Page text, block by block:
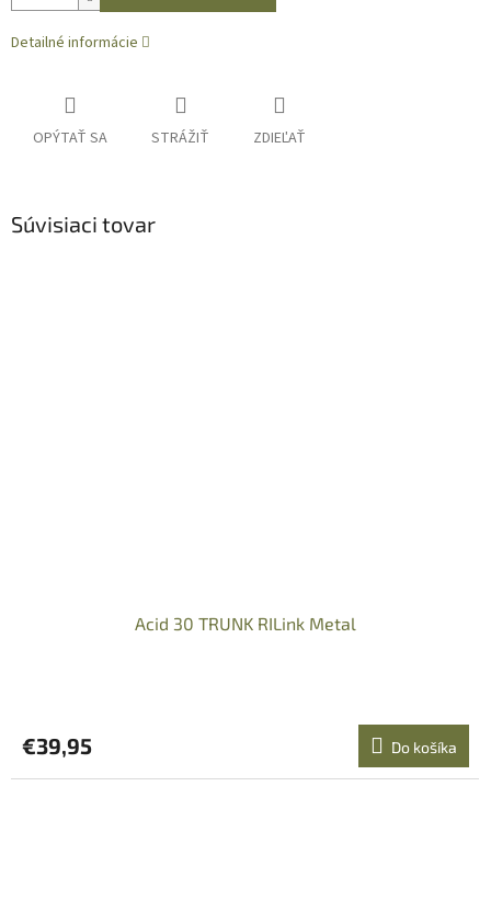
Detailné informácie
OPÝTAŤ SA STRÁŽIŤ ZDIEĽAŤ
Súvisiaci tovar
Acid 30 TRUNK RILink Metal
€39,95 Do košíka